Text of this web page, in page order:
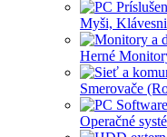
Myši,
Herné
Smerovače
Operačné